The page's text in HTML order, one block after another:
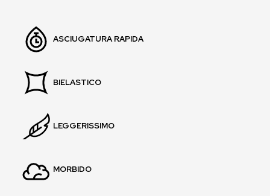
ASCIUGATURA RAPIDA
BIELASTICO
LEGGERISSIMO
MORBIDO